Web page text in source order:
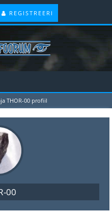
REGISTREERI
THOR-00 profiil
00